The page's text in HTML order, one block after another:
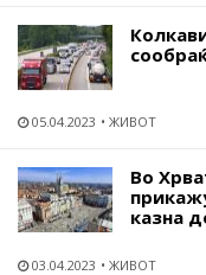
05.04.2023 ЖИВОТ
Во
казна
03.04.2023 ЖИВОТ